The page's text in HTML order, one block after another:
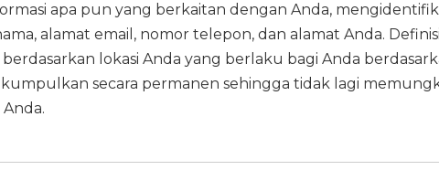
apa pun yang berkaitan dengan Anda,
alamat email, nomor telepon, dan alamat Anda.
lokasi Anda yang berlaku bagi Anda
secara permanen sehingga tidak lagi